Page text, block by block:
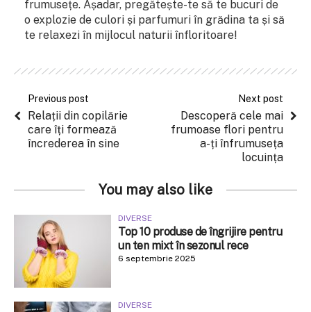
frumusețe. Așadar, pregătește-te să te bucuri de
o explozie de culori și parfumuri în grădina ta și să
te relaxezi în mijlocul naturii înfloritoare!
Previous post
Relații din copilărie
care îți formează
încrederea în sine
Next post
Descoperă cele mai
frumoase flori pentru
a-ți înfrumuseța
locuința
You may also like
DIVERSE
Top 10 produse de îngrijire pentru
un ten mixt în sezonul rece
6 septembrie 2025
DIVERSE